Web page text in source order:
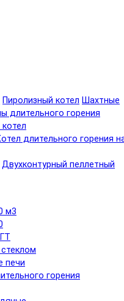
Пиролизный котел Шахтные
длительного горения
длительного горения
Двухконтурный пеллетный
м3
печи
горения